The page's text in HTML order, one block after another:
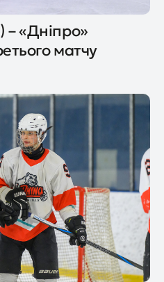
– «Дніпро»
матчу